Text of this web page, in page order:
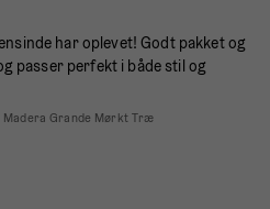
har oplevet! Godt pakket og
passer perfekt i både stil og
Madera Grande Mørkt Træ